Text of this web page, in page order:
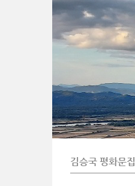
i
김승국 평화문집